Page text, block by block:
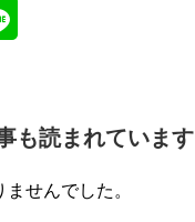
も読まれています
せんでした。